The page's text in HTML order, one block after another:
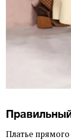
Платье